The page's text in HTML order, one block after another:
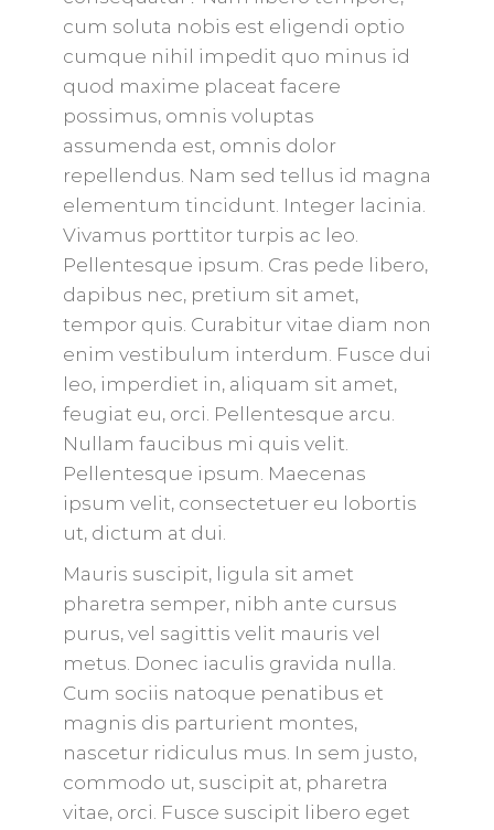
cum soluta nobis est eligendi optio
cumque nihil impedit quo minus id
quod maxime placeat facere
possimus, omnis voluptas
assumenda est, omnis dolor
repellendus. Nam sed tellus id magna
elementum tincidunt. Integer lacinia.
Vivamus porttitor turpis ac leo.
Pellentesque ipsum. Cras pede libero,
dapibus nec, pretium sit amet,
tempor quis. Curabitur vitae diam non
enim vestibulum interdum. Fusce dui
leo, imperdiet in, aliquam sit amet,
feugiat eu, orci. Pellentesque arcu.
Nullam faucibus mi quis velit.
Pellentesque ipsum. Maecenas
ipsum velit, consectetuer eu lobortis
ut, dictum at dui.
Mauris suscipit, ligula sit amet
pharetra semper, nibh ante cursus
purus, vel sagittis velit mauris vel
metus. Donec iaculis gravida nulla.
Cum sociis natoque penatibus et
magnis dis parturient montes,
nascetur ridiculus mus. In sem justo,
commodo ut, suscipit at, pharetra
vitae, orci. Fusce suscipit libero eget